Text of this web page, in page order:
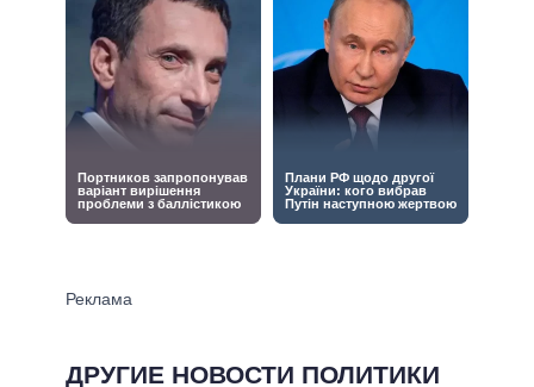
ДРУГИЕ НОВОСТИ ПОЛИТИКИ